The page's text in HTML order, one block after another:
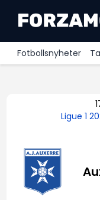
Fotbollsnyheter
Premier
Serie A
Ligue 1